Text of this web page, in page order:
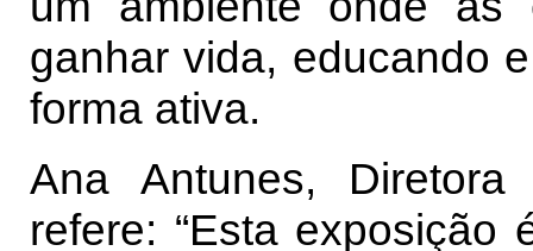
ganhar vida, educando
forma ativa.
Ana Antunes,
refere: “Esta